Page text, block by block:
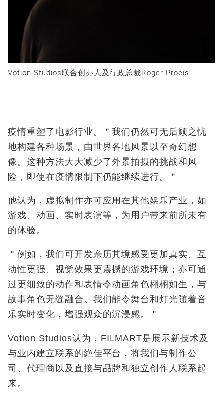
Votion Studios联合创办人及行政总裁Roger Proeis
疫情重塑了电影行业。＂我们仍然可无后顾之忧
地构建各种场景，由世界各地风景以至奇幻想
像。这种方法大大减少了外景拍摄的挑战和风
险，即使在疫情限制下仍能继续进行。＂
他认为，虚拟制作亦可应用在其他娱乐产业，如
游戏、动画、实时表演等，为用户带来前所未有
的体验。
＂例如，我们可开发亲历其境感受更加真实、互
动性更强、视觉效果更震撼的游戏环境；亦可通
过更细致的动作和表情令动画角色栩栩如生，与
故事角色无缝融合。我们能令舞台和灯光随着音
乐实时变化，增强观众的沉浸感。＂
Votion Studios认为， FILMART是展示新技术及
与业内建立联系的絶佳平台，将我们与制作公
司、代理商以及直接与品牌和独立创作人联系起
来。